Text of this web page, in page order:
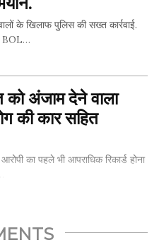
के खिलाफ पुलिस की सख्त कार्रवाई.
BOL…
को अंजाम देने वाला
की कार सहित
का पहले भी आपराधिक रिकार्ड होना